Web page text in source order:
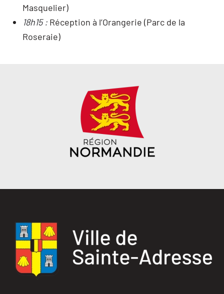
Masquelier)
18h15 : Réception à l’Orangerie (Parc de la
Roseraie)